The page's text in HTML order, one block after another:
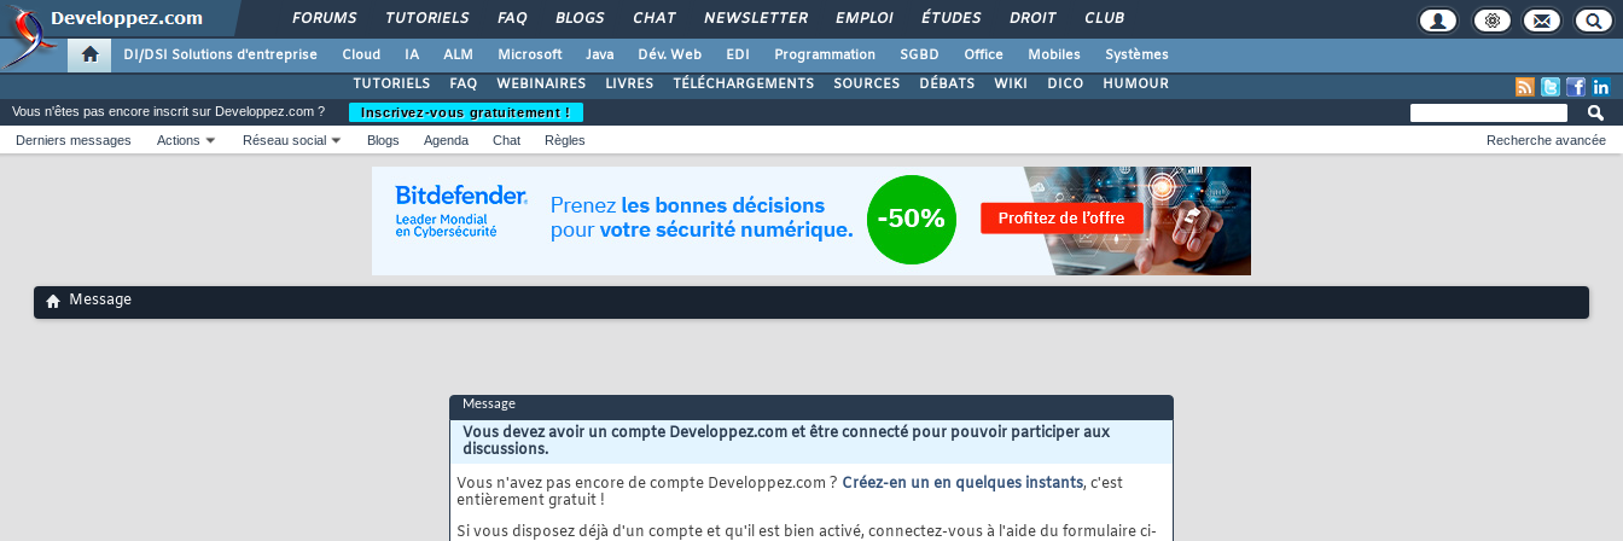
FORUMS TUTORIELS FAQ BLOGS CHAT NEWSLETTER EMPLOI ÉTUDES DROIT CLUB
DI/DSI Solutions d'entreprise Cloud IA ALM Microsoft Java Dév. Web EDI Programmation SGBD Office Mobiles
Systèmes
TUTORIELS
FAQ WEBINAIRES LIVRES TÉLÉCHARGEMENTS SOURCES DÉBATS WIKI DICO HUMOUR
Vous n'êtes pas encore inscrit sur Developpez.com ?
Inscrivez-vous gratuitement !
Derniers messages
Actions Réseau social Blogs Agenda Chat Règles Recherche avancée
Message
Message
Vous devez avoir un compte Developpez.com et être connecté pour pouvoir participer aux
discussions.
Vous n'avez pas encore de compte Developpez.com ? Créez-en un en quelques instants, c'est
entièrement gratuit !
Si vous disposez déjà d'un compte et qu'il est bien activé, connectez-vous à l'aide du formulaire ci-